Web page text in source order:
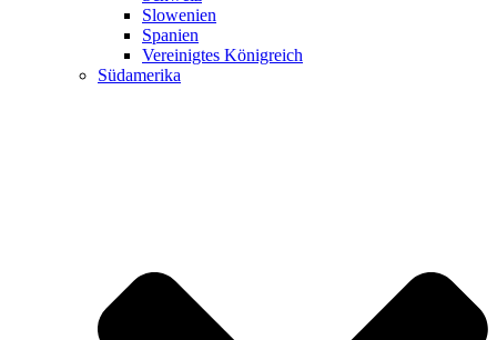
Slowenien
Spanien
Vereinigtes Königreich
Südamerika